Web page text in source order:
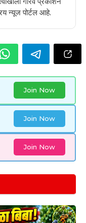
न्यूज पोर्टल आहे.
Join Now
Join Now
Join Now